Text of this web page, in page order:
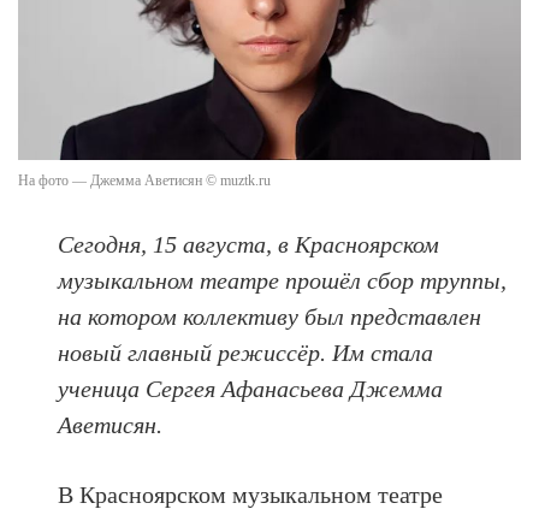
На фото — Джемма Аветисян © muztk.ru
Сегодня, 15 августа, в Красноярском
музыкальном театре прошёл сбор труппы,
на котором коллективу был представлен
новый главный режиссёр. Им стала
ученица Сергея Афанасьева Джемма
Аветисян.
В Красноярском музыкальном театре